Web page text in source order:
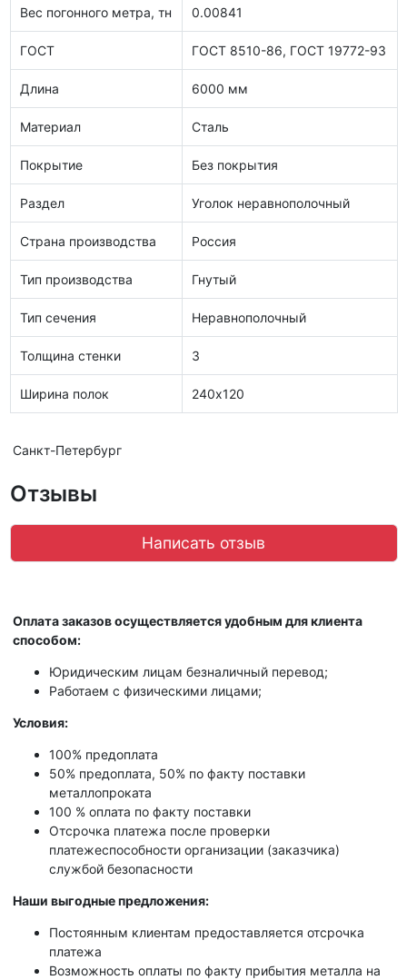
Вес погонного метра, тн 0.00841
ГОСТ ГОСТ 8510-86, ГОСТ 19772-93
Длина 6000 мм
Материал Сталь
Покрытие Без покрытия
Раздел Уголок неравнополочный
Страна производства Россия
Тип производства Гнутый
Тип сечения Неравнополочный
Толщина стенки 3
Ширина полок 240х120
Санкт-Петербург
Отзывы
Написать отзыв
Оплата заказов осуществляется удобным для клиента
способом:
Юридическим лицам безналичный перевод;
Работаем с физическими лицами;
Условия:
100% предоплата
50% предоплата, 50% по факту поставки
металлопроката
100 % оплата по факту поставки
Отсрочка платежа после проверки
платежеспособности организации (заказчика)
службой безопасности
Наши выгодные предложения:
Постоянным клиентам предоставляется отсрочка
платежа
Возможность оплаты по факту прибытия металла на